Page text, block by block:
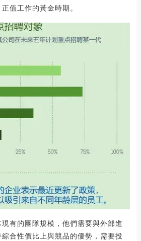
值工作的黃金時期。
有的團隊規模，他們需要與外部進
合性價比上與競品的優勢，需要投